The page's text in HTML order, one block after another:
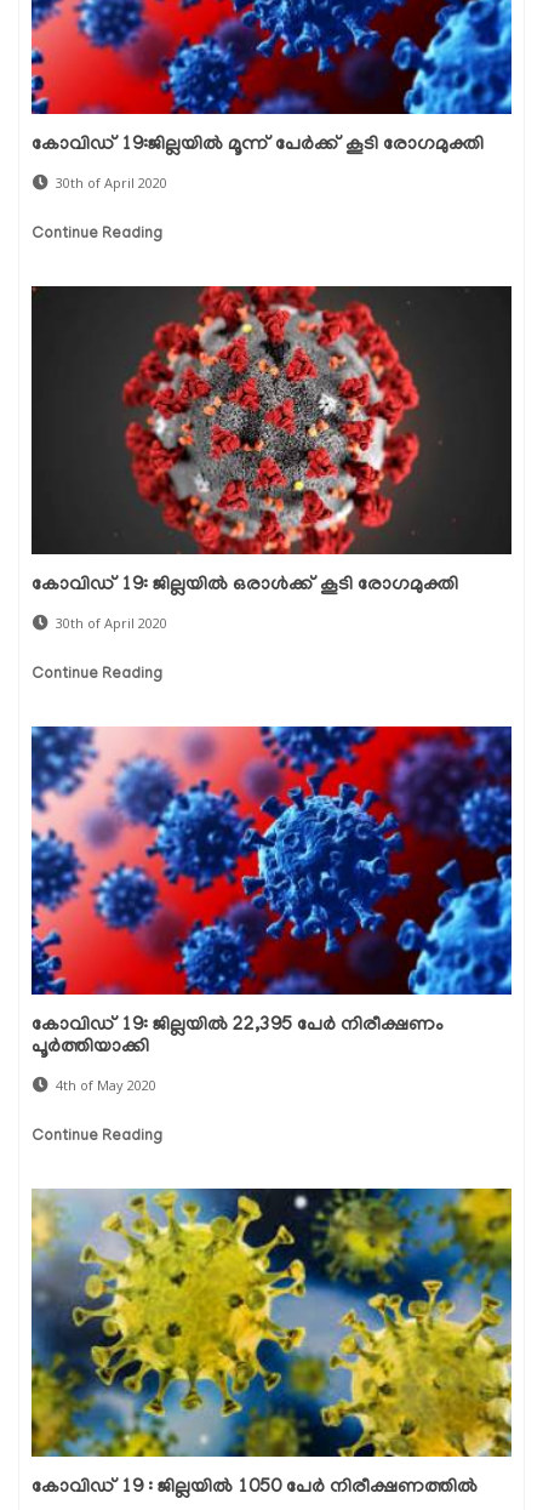
കോവിഡ് 19:ജില്ലയില്‍ മൂന്ന് പേര്‍ക്ക് കൂടി രോഗമുക്തി
30th of April 2020
Continue Reading
കോവിഡ് 19: ജില്ലയില്‍ ഒരാള്‍ക്ക് കൂടി രോഗമുക്തി
30th of April 2020
Continue Reading
കോവിഡ് 19: ജില്ലയില്‍ 22,395 പേര്‍ നിരീക്ഷണം
പൂര്‍ത്തിയാക്കി
4th of May 2020
Continue Reading
കോവിഡ് 19 : ജില്ലയില്‍ 1050 പേര്‍ നിരീക്ഷണത്തില്‍